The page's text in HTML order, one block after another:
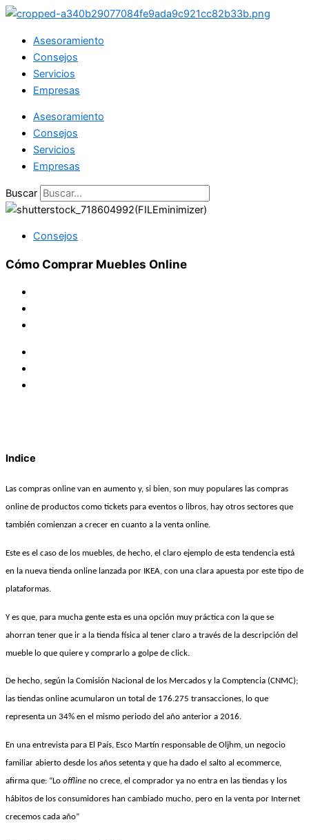
Ir
contenidoAsesoramiento
Consejos
Servicios
Empresas
Asesoramiento
Consejos
Servicios
Empresas
Buscar
Consejos
Cómo Comprar Muebles Online
Indice
Las compras online van en aumento y, si bien, son muy populares las compras
online de productos como tickets para eventos o libros, hay otros sectores que
también comienzan a crecer en cuanto a la venta online.
Este es el caso de los muebles, de hecho, el claro ejemplo de esta tendencia está
en la nueva tienda online lanzada por IKEA, con una clara apuesta por este tipo de
plataformas.
Y es que, para mucha gente esta es una opción muy práctica con la que se
ahorran tener que ir a la tienda física al tener claro a través de la descripción del
mueble lo que quiere y comprarlo a golpe de click.
De hecho, según la Comisión Nacional de los Mercados y la Comptencia (CNMC);
las tiendas online acumularon un total de 176.275 transacciones, lo que
representa un 34% en el mismo periodo del año anterior a 2016.
En una entrevista para El País, Esco Martín responsable de Oljhm, un negocio
familiar abierto desde los años setenta y que ha dado el salto al ecommerce,
afirma que: “Lo offline no crece, el comprador ya no entra en las tiendas y los
hábitos de los consumidores han cambiado mucho, pero en la venta por Internet
crecemos cada año”